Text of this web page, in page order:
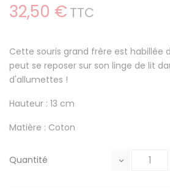
32,50 € TTC
Cette souris grand frère est habillée
peut se reposer sur son linge de lit
d'allumettes !
Hauteur : 13 cm
Matière : Coton
Quantité